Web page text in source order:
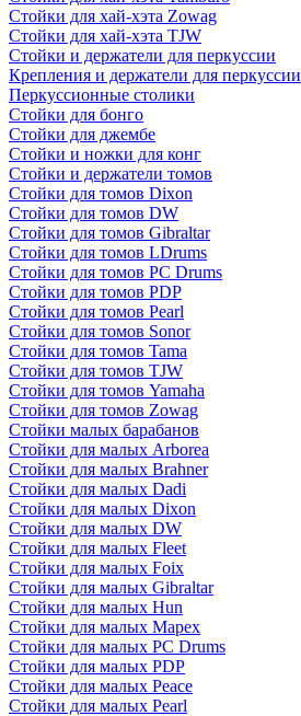
Стойки для хай-хэта Zowag
Стойки для хай-хэта TJW
Стойки и держатели для перкуссии
Крепления и держатели для перкуссии
Перкуссионные столики
Стойки для бонго
Стойки для джембе
Стойки и ножки для конг
Стойки и держатели томов
Стойки для томов Dixon
Стойки для томов DW
Стойки для томов Gibraltar
Стойки для томов LDrums
Стойки для томов PC Drums
Стойки для томов PDP
Стойки для томов Pearl
Стойки для томов Sonor
Стойки для томов Tama
Стойки для томов TJW
Стойки для томов Yamaha
Стойки для томов Zowag
Стойки малых барабанов
Стойки для малых Arborea
Стойки для малых Brahner
Стойки для малых Dadi
Стойки для малых Dixon
Стойки для малых DW
Стойки для малых Fleet
Стойки для малых Foix
Стойки для малых Gibraltar
Стойки для малых Hun
Стойки для малых Mapex
Стойки для малых PC Drums
Стойки для малых PDP
Стойки для малых Peace
Стойки для малых Pearl